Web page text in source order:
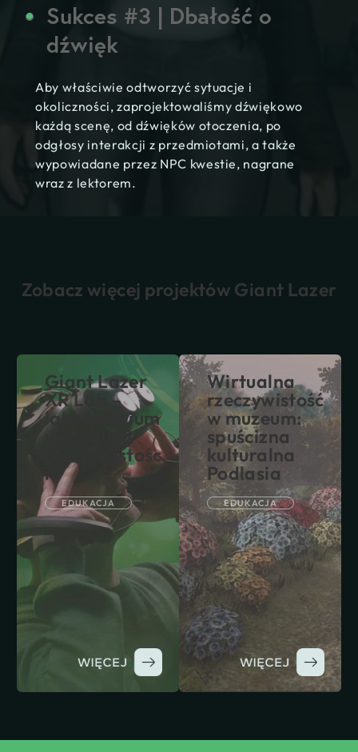
Sukces #3 | Dbałość o
dźwięk
Aby właściwie odtworzyć sytuacje i
okoliczności, zaprojektowaliśmy dźwiękowo
każdą scenę, od dźwięków otoczenia, po
odgłosy interakcji z przedmiotami, a także
wypowiadane przez NPC kwestie, nagrane
wraz z lektorem.
Zobacz więcej projektów Giant Lazer
Giant Lazer
XR Lab –
laboratorium
wirtualnej
rzeczywistośc
i
EDUKACJA
Wirtualna
rzeczywistość
w muzeum:
spuścizna
kulturalna
Podlasia
EDUKACJA